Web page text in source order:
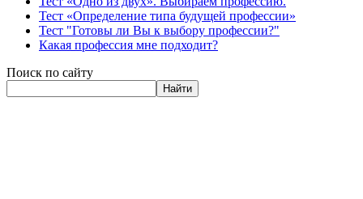
Тест «Определение типа будущей профессии»
Тест "Готовы ли Вы к выбору профессии?"
Какая профессия мне подходит?
Поиск по сайту
Найти